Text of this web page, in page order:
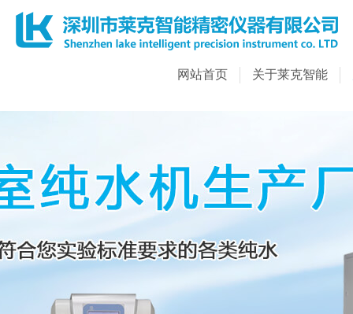
网站首页 关于莱克智能